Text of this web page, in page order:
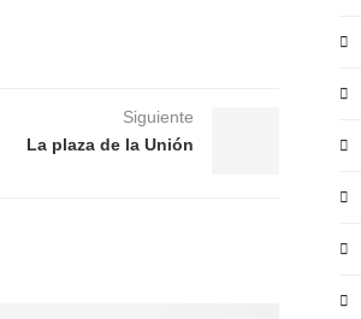
Siguiente
La plaza de la Unión